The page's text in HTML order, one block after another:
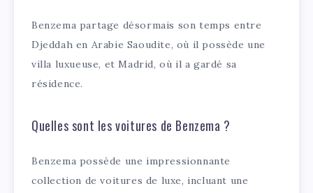
Benzema partage désormais son temps entre
Djeddah en Arabie Saoudite, où il possède une
villa luxueuse, et Madrid, où il a gardé sa
résidence.
Quelles sont les voitures de Benzema ?
Benzema possède une impressionnante
collection de voitures de luxe, incluant une